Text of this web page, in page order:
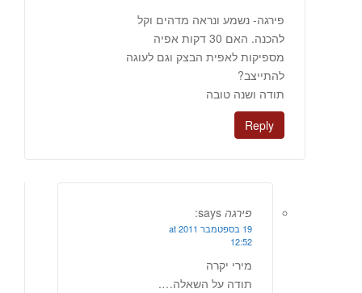
פירגה- נשמע ונראה מדהים וקל
להכנה. האם 30 דקות אפיה
מספיקות לאפית הבצק וגם לעוגה
להתייצב?
תודה ושנה טובה
Reply
פירגה says:
19 בספטמבר 2011 at
12:52
מירי יקרה
תודה על השאלה….